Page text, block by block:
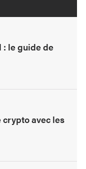
: le guide de
avec les